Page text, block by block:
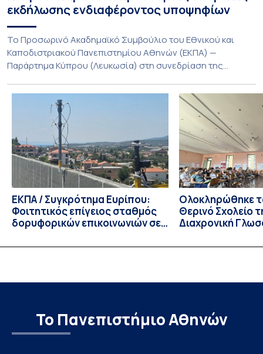
εκδήλωσης ενδιαφέροντος υποψηφίων
Το Προσωρινό Ακαδημαϊκό Συμβούλιο του Εθνικού και
Καποδιστριακού Πανεπιστημίου Αθηνών (ΕΚΠΑ) —
Παράρτημα Κύπρου (Λευκωσία) στη συνεδρίαση της
παράταση της προθεσμίας υποβολής εκδήλωσης
ενδιαφέροντος για την φοίτηση σε Προγράμματα Σπουδών,
Τμημάτων του Πανεπιστημίου μας στο Παράρτημα Κύπρου
για το ακαδημαϊκό έτος 2026-2027, έως τη Δευτέρα 31
Αυγούστου 2026. […]
ΕΚΠΑ / Συγκρότημα Ευρίπου:
Φοιτητικός επίγειος σταθμός
δορυφορικών επικοινωνιών σε
Ολοκληρώθηκε
Θερινό Σχολείο
Διαχρονική
Linguistics in
Το Πανεπιστήμιο Αθηνών